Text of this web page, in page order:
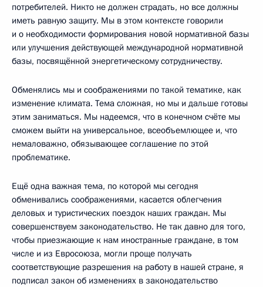
потребителей. Никто не должен страдать, но все должны
иметь равную защиту. Мы в этом контексте говорили
и о необходимости формирования новой нормативной базы
или улучшения действующей международной нормативной
базы, посвящённой энергетическому сотрудничеству.
Обменялись мы и соображениями по такой тематике, как
изменение климата. Тема сложная, но мы и дальше готовы
этим заниматься. Мы надеемся, что в конечном счёте мы
сможем выйти на универсальное, всеобъемлющее и, что
немаловажно, обязывающее соглашение по этой
проблематике.
Ещё одна важная тема, по которой мы сегодня
обменивались соображениями, касается облегчения
деловых и туристических поездок наших граждан. Мы
совершенствуем законодательство. Не так давно для того,
чтобы приезжающие к нам иностранные граждане, в том
числе и из Евросоюза, могли проще получать
соответствующие разрешения на работу в нашей стране, я
подписал закон об изменениях в законодательство